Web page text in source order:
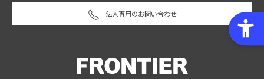
法人専用のお問い合わせ